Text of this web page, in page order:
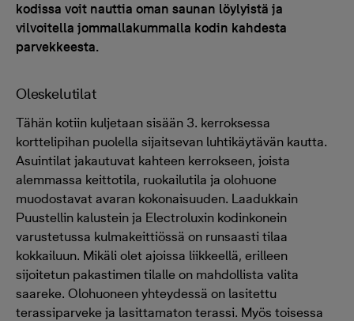
kodissa voit nauttia oman saunan löylyistä ja
vilvoitella jommallakummalla kodin kahdesta
parvekkeesta.
Oleskelutilat
Tähän kotiin kuljetaan sisään 3. kerroksessa
korttelipihan puolella sijaitsevan luhtikäytävän kautta.
Asuintilat jakautuvat kahteen kerrokseen, joista
alemmassa keittotila, ruokailutila ja olohuone
muodostavat avaran kokonaisuuden. Laadukkain
Puustellin kalustein ja Electroluxin kodinkonein
varustetussa kulmakeittiössä on runsaasti tilaa
kokkailuun. Mikäli olet ajoissa liikkeellä, erilleen
sijoitetun pakastimen tilalle on mahdollista valita
saareke. Olohuoneen yhteydessä on lasitettu
terassiparveke ja lasittamaton terassi. Myös toisessa